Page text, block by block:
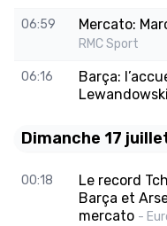
06:59 Mercato:
RMC Sport
06:16
Barça:
Dimanche 17
00:18
Le record
Barça et
mercato -